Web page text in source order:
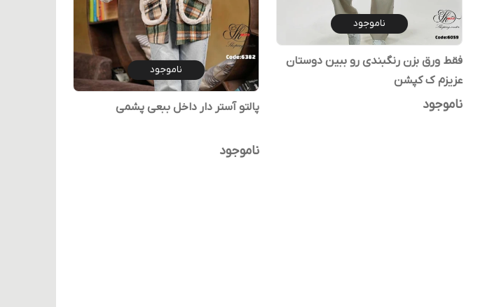
ناموجود
فقط ورق بزن رنگبندی رو ببین دوستان
عزیزم ک کپشن
ناموجود
ناموجود
پالتو آستر دار داخل ببعی پشمی
ناموجود